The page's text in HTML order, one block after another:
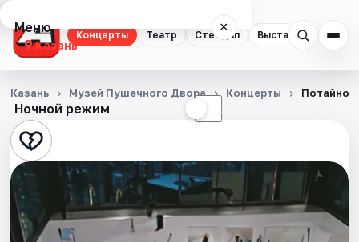
Концерты Театр Стендап Выставки
Меню ×
Казань
Концерты
Театр
Стендап
Выставки
Квесты
Ночной режим ☾
Казань Музей Пушечного Двора Концерты Потайное